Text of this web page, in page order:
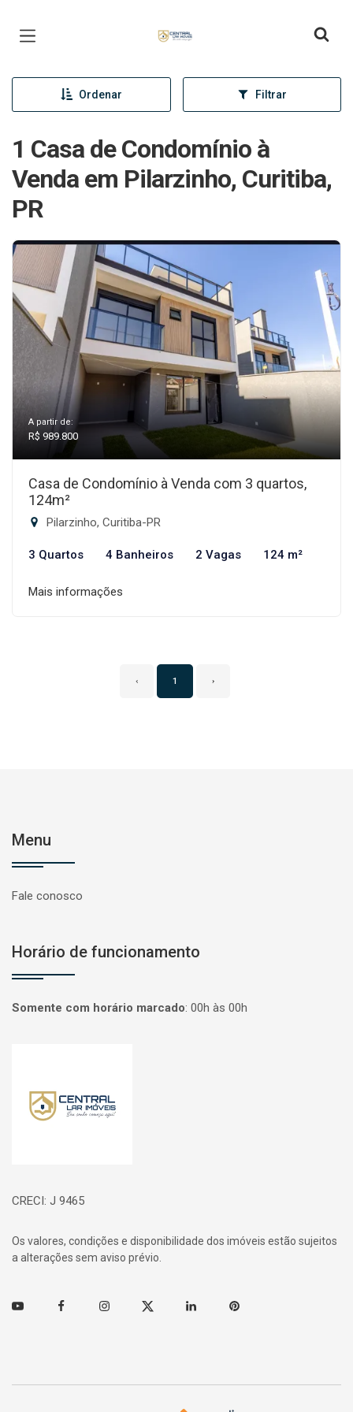
Ordenar Filtrar
1 Casa de Condomínio à
Venda em Pilarzinho, Curitiba,
PR
A partir de:
R$ 989.800
Casa de Condomínio à Venda com 3 quartos,
124m²
Pilarzinho, Curitiba-PR
3 Quartos 4 Banheiros 2 Vagas 124 m²
Mais informações
‹ 1 ›
Menu
Fale conosco
Horário de funcionamento
Somente com horário marcado: 00h às 00h
CRECI: J 9465
Os valores, condições e disponibilidade dos imóveis estão sujeitos
a alterações sem aviso prévio.
Youtube FacebookInstagramTwitter Linkedin Pinterest